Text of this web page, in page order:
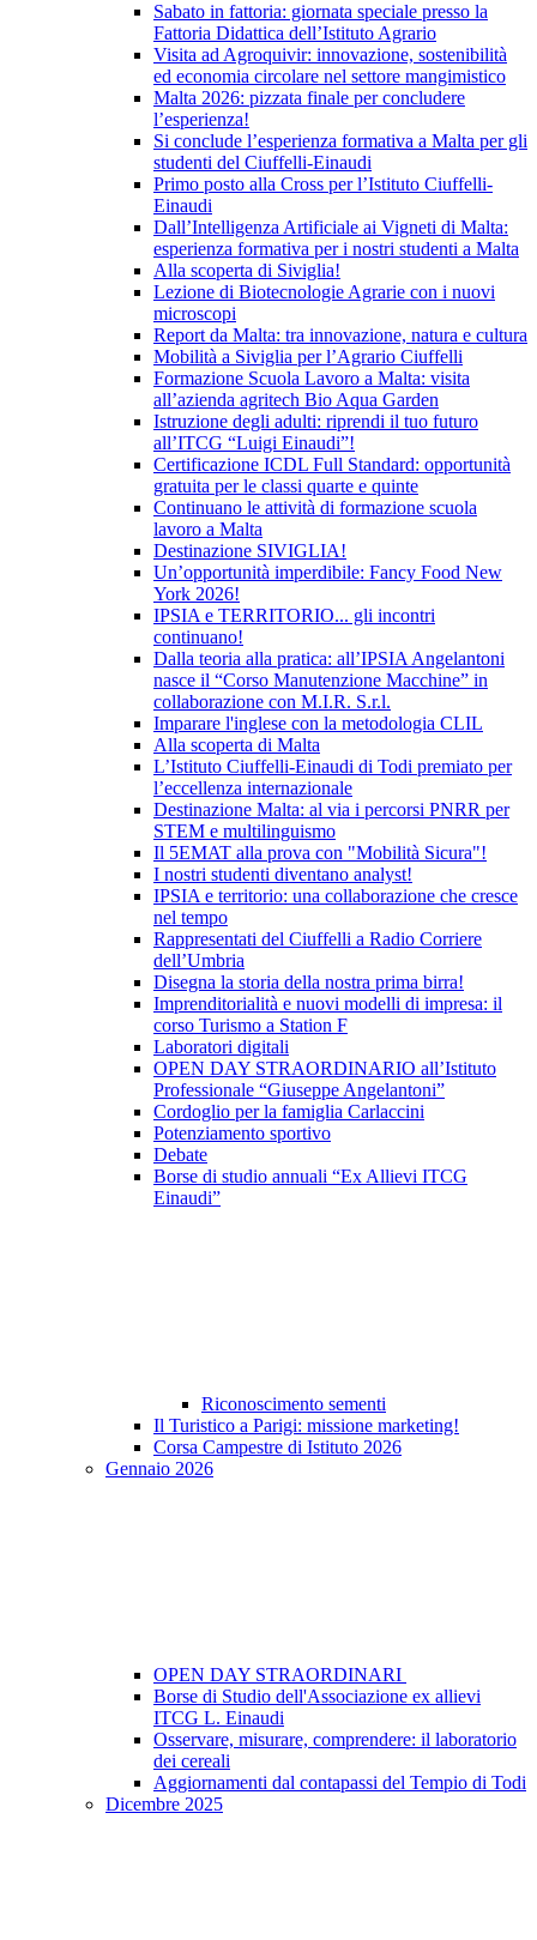
Sabato in fattoria: giornata speciale presso la
Fattoria Didattica dell’Istituto Agrario
Visita ad Agroquivir: innovazione, sostenibilità
ed economia circolare nel settore mangimistico
Malta 2026: pizzata finale per concludere
l’esperienza!
Si conclude l’esperienza formativa a Malta per gli
studenti del Ciuffelli-Einaudi
Primo posto alla Cross per l’Istituto Ciuffelli-
Einaudi
Dall’Intelligenza Artificiale ai Vigneti di Malta:
esperienza formativa per i nostri studenti a Malta
Alla scoperta di Siviglia!
Lezione di Biotecnologie Agrarie con i nuovi
microscopi
Report da Malta: tra innovazione, natura e cultura
Mobilità a Siviglia per l’Agrario Ciuffelli
Formazione Scuola Lavoro a Malta: visita
all’azienda agritech Bio Aqua Garden
Istruzione degli adulti: riprendi il tuo futuro
all’ITCG “Luigi Einaudi”!
Certificazione ICDL Full Standard: opportunità
gratuita per le classi quarte e quinte
Continuano le attività di formazione scuola
lavoro a Malta
Destinazione SIVIGLIA!
Un’opportunità imperdibile: Fancy Food New
York 2026!
IPSIA e TERRITORIO... gli incontri
continuano!
Dalla teoria alla pratica: all’IPSIA Angelantoni
nasce il “Corso Manutenzione Macchine” in
collaborazione con M.I.R. S.r.l.
Imparare l'inglese con la metodologia CLIL
Alla scoperta di Malta
L’Istituto Ciuffelli-Einaudi di Todi premiato per
l’eccellenza internazionale
Destinazione Malta: al via i percorsi PNRR per
STEM e multilinguismo
Il 5EMAT alla prova con "Mobilità Sicura"!
I nostri studenti diventano analyst!
IPSIA e territorio: una collaborazione che cresce
nel tempo
Rappresentati del Ciuffelli a Radio Corriere
dell’Umbria
Disegna la storia della nostra prima birra!
Imprenditorialità e nuovi modelli di impresa: il
corso Turismo a Station F
Laboratori digitali
OPEN DAY STRAORDINARIO all’Istituto
Professionale “Giuseppe Angelantoni”
Cordoglio per la famiglia Carlaccini
Potenziamento sportivo
Debate
Borse di studio annuali “Ex Allievi ITCG
Einaudi”
Riconoscimento sementi
Il Turistico a Parigi: missione marketing!
Corsa Campestre di Istituto 2026
Gennaio 2026
OPEN DAY STRAORDINARI
Borse di Studio dell'Associazione ex allievi
ITCG L. Einaudi
Osservare, misurare, comprendere: il laboratorio
dei cereali
Aggiornamenti dal contapassi del Tempio di Todi
Dicembre 2025